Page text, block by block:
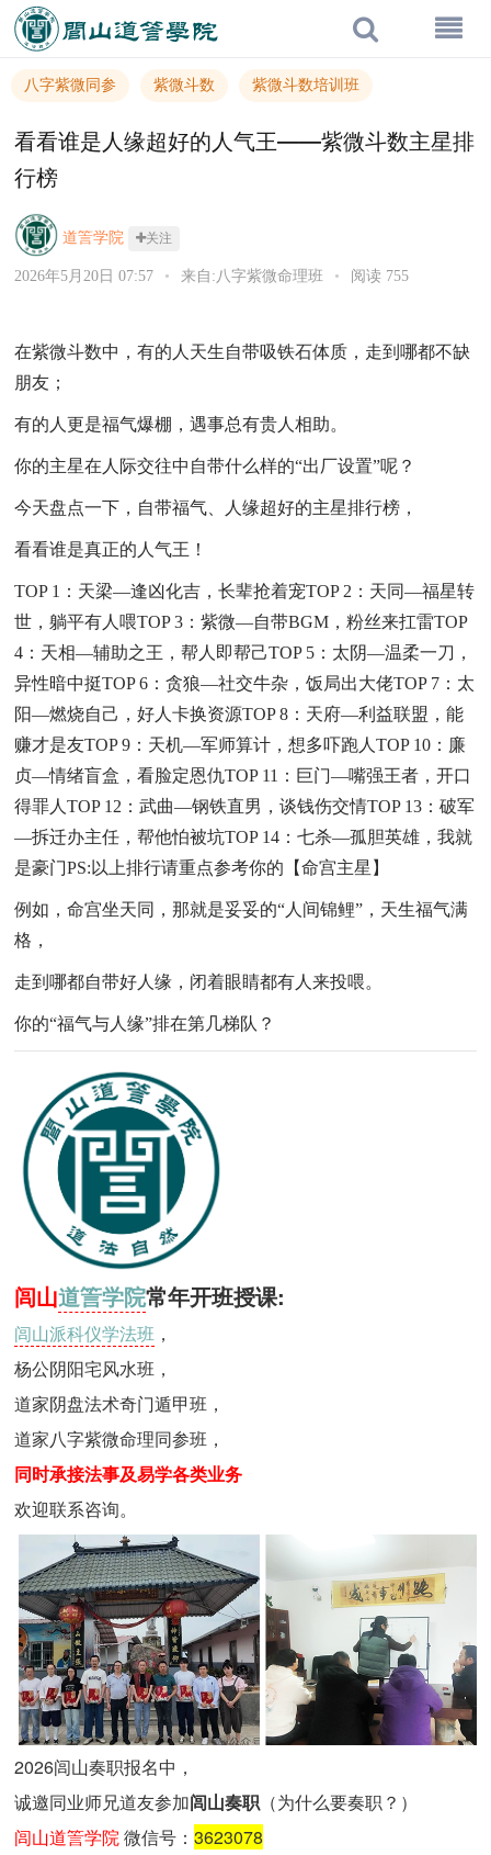
八字紫微同参 紫微斗数 紫微斗数培训班
看看谁是人缘超好的人气王——紫微斗数主星排
行榜
道䇾学院 关注
2026年5月20日 07:57 • 来自:八字紫微命理班 • 阅读 755
在紫微斗数中，有的人天生自带吸铁石体质，走到哪都不缺
朋友；
有的人更是福气爆棚，遇事总有贵人相助。
你的主星在人际交往中自带什么样的“出厂设置”呢？
今天盘点一下，自带福气、人缘超好的主星排行榜，
看看谁是真正的人气王！
TOP 1：天梁—逢凶化吉，长辈抢着宠TOP 2：天同—福星转
世，躺平有人喂TOP 3：紫微—自带BGM，粉丝来扛雷TOP
4：天相—辅助之王，帮人即帮己TOP 5：太阴—温柔一刀，
异性暗中挺TOP 6：贪狼—社交牛杂，饭局出大佬TOP 7：太
阳—燃烧自己，好人卡换资源TOP 8：天府—利益联盟，能
赚才是友TOP 9：天机—军师算计，想多吓跑人 TOP 10：廉
贞—情绪盲盒，看脸定恩仇TOP 11：巨门—嘴强王者，开口
得罪人 TOP 12：武曲—钢铁直男，谈钱伤交情TOP 13：破军
—拆迁办主任，帮他怕被坑TOP 14：七杀—孤胆英雄，我就
是豪门PS:以上排行请重点参考你的【命宫主星】
例如，命宫坐天同，那就是妥妥的“人间锦鲤”，天生福气满
格，
走到哪都自带好人缘，闭着眼睛都有人来投喂。
你的“福气与人缘”排在第几梯队？
闾山道䇾学院常年开班授课:
闾山派科仪学法班 ，
杨公阴阳宅风水班 ，
道家阴盘法术奇门遁甲班 ，
道家八字紫微命理同参班 ，
同时承接法事及易学各类业务
欢迎联系咨询。
2026闾山奏职报名中，
诚邀同业师兄道友参加闾山奏职 （为什么要奏职？ ）
闾山道䇾学院微信号： 3623078